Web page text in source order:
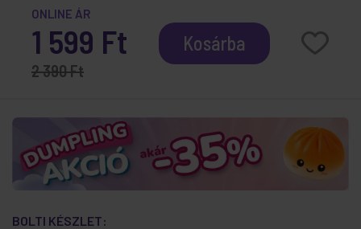
ONLINE ÁR
1 599 Ft
2 390 Ft
Kosárba
BOLTI KÉSZLET: